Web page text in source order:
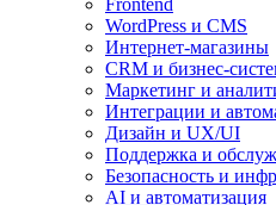
Frontend
WordPress и CMS
Интернет-магазины
CRM и бизнес-
Маркетинг и
Интеграции и
Дизайн и UX/UI
Поддержка и
Безопасность и
AI и автоматизация